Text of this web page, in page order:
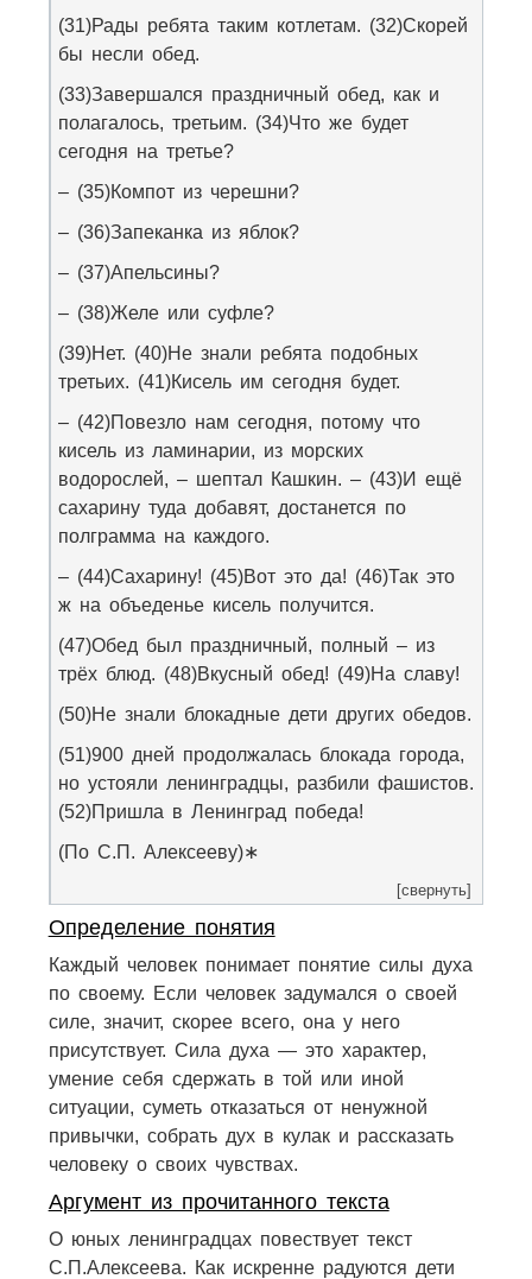
(31)Рады ребята таким котлетам. (32)Скорей
бы несли обед.
(33)Завершался праздничный обед, как и
полагалось, третьим. (34)Что же будет
сегодня на третье?
– (35)Компот из черешни?
– (36)Запеканка из яблок?
– (37)Апельсины?
– (38)Желе или суфле?
(39)Нет. (40)Не знали ребята подобных
третьих. (41)Кисель им сегодня будет.
– (42)Повезло нам сегодня, потому что
кисель из ламинарии, из морских
водорослей, – шептал Кашкин. – (43)И ещё
сахарину туда добавят, достанется по
полграмма на каждого.
– (44)Сахарину! (45)Вот это да! (46)Так это
ж на объеденье кисель получится.
(47)Обед был праздничный, полный – из
трёх блюд. (48)Вкусный обед! (49)На славу!
(50)Не знали блокадные дети других обедов.
(51)900 дней продолжалась блокада города,
но устояли ленинградцы, разбили фашистов.
(52)Пришла в Ленинград победа!
(По С.П. Алексееву)∗
[свернуть]
Определение понятия
Каждый человек понимает понятие силы духа
по своему. Если человек задумался о своей
силе, значит, скорее всего, она у него
присутствует. Сила духа — это характер,
умение себя сдержать в той или иной
ситуации, суметь отказаться от ненужной
привычки, собрать дух в кулак и рассказать
человеку о своих чувствах.
Аргумент из прочитанного текста
О юных ленинградцах повествует текст
С.П.Алексеева. Как искренне радуются дети